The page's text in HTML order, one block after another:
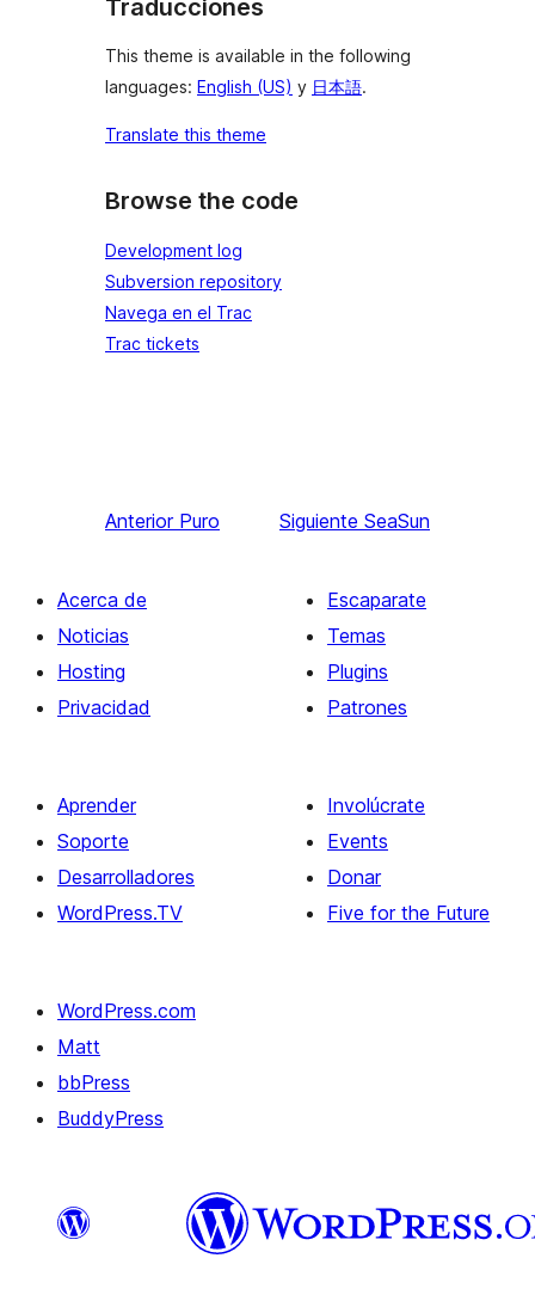
Traducciones
This theme is available in the following
languages: English (US) y 日本語.
Translate this theme
Browse the code
Development log
Subversion repository
Navega en el Trac
Trac tickets
Anterior Puro Siguiente SeaSun
Acerca de
Noticias
Hosting
Privacidad
Escaparate
Temas
Plugins
Patrones
Aprender
Soporte
Desarrolladores
WordPress.TV
Involúcrate
Events
Donar
Five for the Future
WordPress.com
Matt
bbPress
BuddyPress